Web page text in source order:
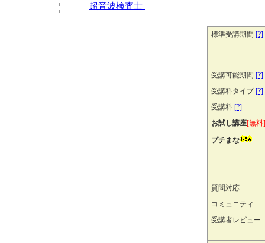
超音波検査士
標準受講期間 [?]
受講可能期間 [?]
受講料タイプ[?]
受講料 [?]
お試し講座[無料]
プチまな
質問対応
コミュニティ
受講者レビュー